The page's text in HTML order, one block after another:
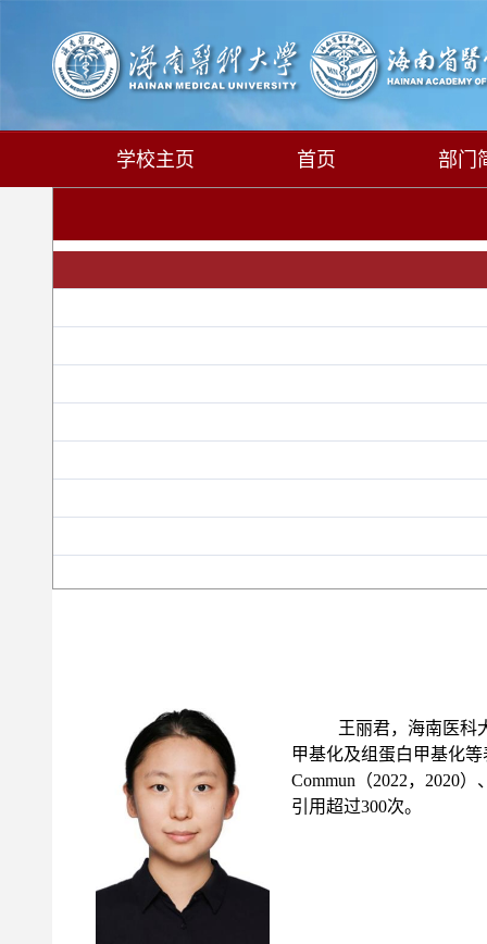
学校主页 首页 部门
王丽君，海南医科
甲基化及组蛋白甲基化
Commun（2022，2020
引用超过300次。